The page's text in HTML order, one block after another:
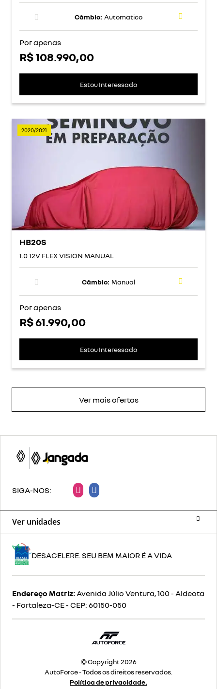
Câmbio: Automatico
Por apenas
R$ 108.990,00
Estou Interessado
2020/2021
HB20S
1.0 12V FLEX VISION MANUAL
Câmbio: Manual
Por apenas
R$ 61.990,00
Estou Interessado
Ver mais ofertas
Ver unidades
SIGA-NOS:
DESACELERE. SEU BEM MAIOR É A VIDA
Endereço Matriz:Avenida Júlio Ventura, 100 - Aldeota
- Fortaleza-CE- CEP: 60150-050
© Copyright 2026
AutoForce - Todos os direitos reservados.
Política de privacidade.